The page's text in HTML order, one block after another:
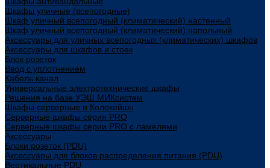
Шкафы уличные (всепогодные)
Шкаф уличный всепогодный (климатический) настенный
Шкаф уличный всепогодный (климатический) напольный
Аксессуары для уличных всепогодных (климатических) шкафов
Аксессуары для шкафов и стоек
Блок розеток
Ввод с уплотнением
Кабель канал
Универсальные электротехнические шкафы
Решения на базе УЭШ МИКсистем
Шкафы серверные и Колокейшн
Серверные шкафы серия PRO
Серверные шкафы серии PRO с ламелями
Аксессуары
Блоки розеток (PDU)
Аксессуары для блоков распределения питания (PDU)
Вертикальные PDU